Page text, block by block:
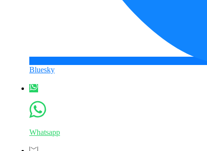
Bluesky
Whatsapp